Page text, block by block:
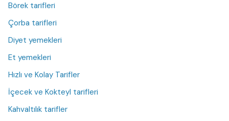
Börek tarifleri
Çorba tarifleri
Diyet yemekleri
Et yemekleri
Hızlı ve Kolay Tarifler
İçecek ve Kokteyl tarifleri
Kahvaltılık tarifler